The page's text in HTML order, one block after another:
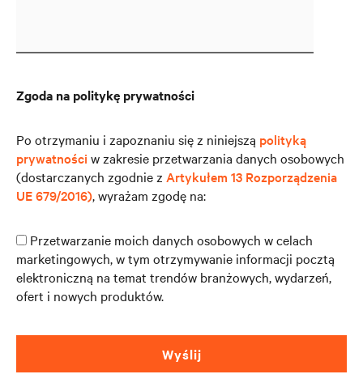
Zgoda na politykę prywatności
Po otrzymaniu i zapoznaniu się z niniejszą polityką
prywatności w zakresie przetwarzania danych osobowych
(dostarczanych zgodnie z Artykułem 13 Rozporządzenia
UE 679/2016), wyrażam zgodę na:
Przetwarzanie moich danych osobowych w celach
marketingowych, w tym otrzymywanie informacji pocztą
elektroniczną na temat trendów branżowych, wydarzeń,
ofert i nowych produktów.
Wyślij